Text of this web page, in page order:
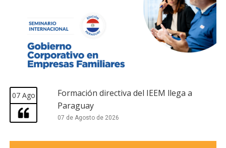
07 Ago
Formación directiva del IEEM llega a
Paraguay
07 de Agosto de 2026